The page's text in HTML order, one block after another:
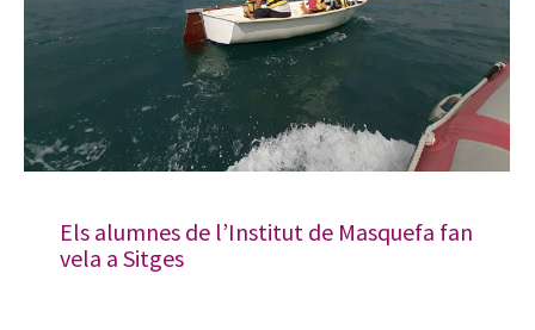
Els alumnes de l’Institut de Masquefa fan
vela a Sitges